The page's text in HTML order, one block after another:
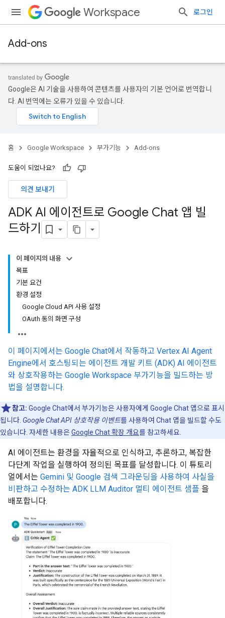
Workspace 로그인
Add-ons
Google은 AI 기술을 사용하여 콘텐츠를 사용자의 기본 언어로 번역합니
다. AI 번역에는 오류가 있을 수 있습니다.
홈 Google Workspace 부가기능 Add-ons
도움이 되었나요?
의견 보내기
ADK AI 에이전트로 Google Chat 앱 빌
드하기
이 페이지의 내용
목표
기본 요건
환경 설정
Google Cloud API 사용 설정
OAuth 동의 화면 구성
이 페이지에서는 Google Chat에서 작동하고 Vertex AI Agent
Engine에서 호스팅되는 에이전트 개발 키트 (ADK) AI 에이전트
와 상호작용하는 Google Workspace 부가기능을 빌드하는 방
법을 설명합니다.
참고: Google Chat에서 부가기능은 사용자에게 Google Chat 앱으로 표시
됩니다. Google Chat API 상호작용 이벤트를 사용하여 Chat 앱을 빌드할 수도
있습니다. 자세한 내용은Google Chat 확장 개요를 참고하세요.
AI 에이전트는 환경을 자율적으로 인식하고, 추론하고, 복잡한
다단계 작업을 실행하여 정의된 목표를 달성합니다. 이 튜토리
얼에서는 Gemini 및 Google 검색 그라운딩을 사용하여 사실을
비판하고 수정하는 ADK LLM Auditor 멀티 에이전트 샘플 을
배포합니다.